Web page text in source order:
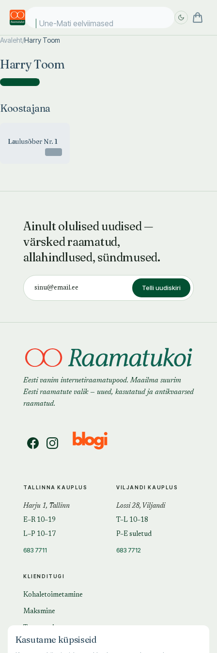
Une-Mati eelviimased
Avaleht/Harry Toom
Harry Toom
Koostajana )
Koostajana
Laulusõber Nr. 1
Ainult olulised uudised —
värsked raamatud,
allahindlused, sündmused.
Telli uudiskiri
Eesti vanim internetiraamatupood. Maailma suurim
Eesti raamatute valik — uued, kasutatud ja antikvaarsed
raamatud.
KLIENDITUGI
Kohaletoimetamine
Maksmine
KKK
TALLINNA KAUPLUS
Harju 1, Tallinn
E–R 10–19
L–P 10–17
683 7711
VILJANDI KAUPLUS
Lossi 28, Viljandi
T–L 10–18
P–E suletud
683 7712
Kasutame küpsiseid